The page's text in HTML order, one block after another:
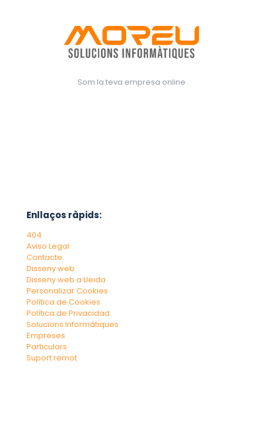
Som la teva empresa online
Enllaços ràpids:
404
Aviso Legal
Contacte
Disseny web
Disseny web a Lleida
Personalizar Cookies
Política de Cookies
Política de Privacidad
Solucions Informàtiques
Empreses
Particulars
Suport remot